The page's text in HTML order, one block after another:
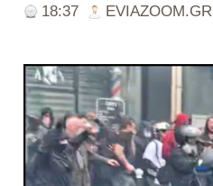
18:37 EVIAZOOM.GR